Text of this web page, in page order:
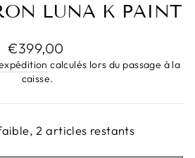
LUNA K PAINT
Prix
régulier
€399,00
calculés lors du passage à la
caisse.
2 articles restants